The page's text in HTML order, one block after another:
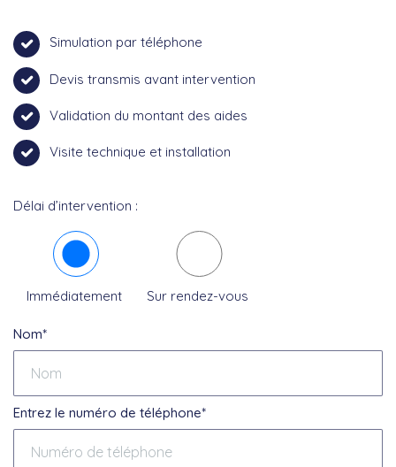
Simulation par téléphone
Devis transmis avant intervention
Validation du montant des aides
Visite technique et installation
Délai d’intervention :
Immédiatement Sur rendez-vous
Nom*
Entrez le numéro de téléphone*